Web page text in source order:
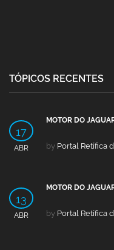
TÓPICOS RECENTES
17
ABR
MOTOR DO
by Portal Retífica
13
ABR
MOTOR DO
by Portal Retífica